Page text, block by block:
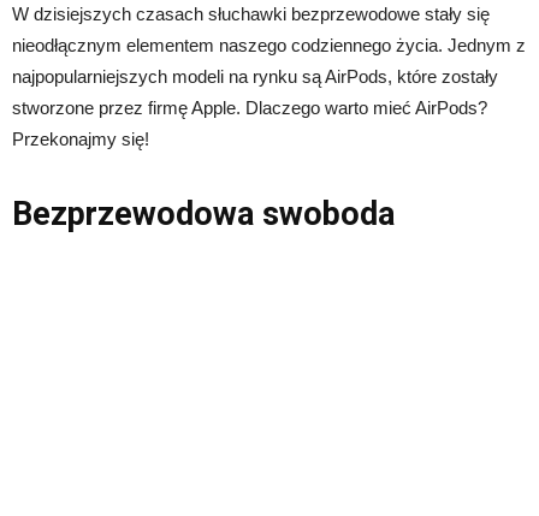
W dzisiejszych czasach słuchawki bezprzewodowe stały się
nieodłącznym elementem naszego codziennego życia. Jednym z
najpopularniejszych modeli na rynku są AirPods, które zostały
stworzone przez firmę Apple. Dlaczego warto mieć AirPods?
Przekonajmy się!
Bezprzewodowa swoboda